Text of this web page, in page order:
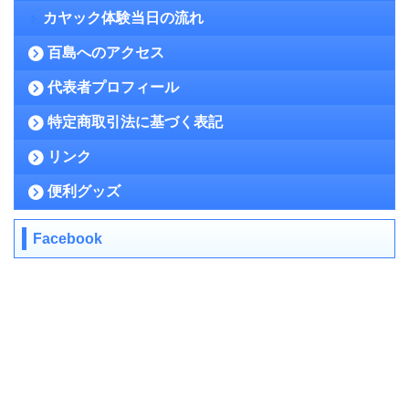
カヤック体験当日の流れ
百島へのアクセス
代表者プロフィール
特定商取引法に基づく表記
リンク
便利グッズ
Facebook